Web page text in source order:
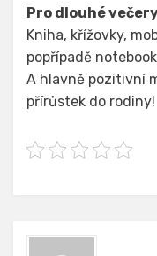
Pro dlouhé
Kniha, křížovky,
popřípadě
A hlavně pozitivní
přírůstek do rodiny!